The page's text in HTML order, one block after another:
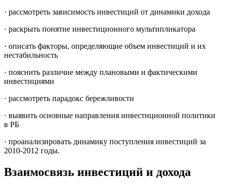
· рассмотреть зависимость инвестиций от динамики дохода
· раскрыть понятие инвестиционного мультипликатора
· описать факторы, определяющие объем инвестиций и их
нестабильность
· пояснить различие между плановыми и фактическими
инвестициями
· рассмотреть парадокс бережливости
· выявить основные направления инвестиционной политики
в РБ
· проанализировать динамику поступления инвестиций за
2010-2012 годы.
Взаимосвязь инвестиций и дохода